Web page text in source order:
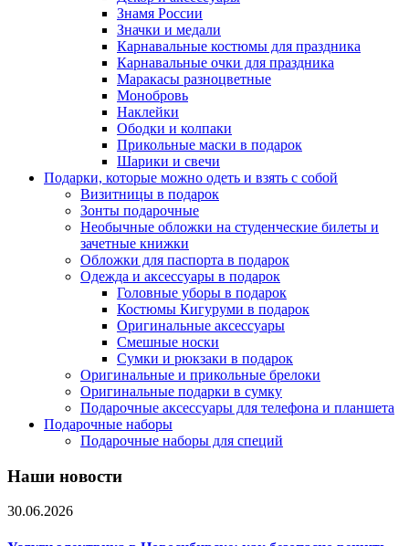
Знамя России
Значки и медали
Карнавальные костюмы для праздника
Карнавальные очки для праздника
Маракасы разноцветные
Монобровь
Наклейки
Ободки и колпаки
Прикольные маски в подарок
Шарики и свечи
Подарки, которые можно одеть и взять с собой
Визитницы в подарок
Зонты подарочные
Необычные обложки на студенческие билеты и
зачетные книжки
Обложки для паспорта в подарок
Одежда и аксессуары в подарок
Головные уборы в подарок
Костюмы Кигуруми в подарок
Оригинальные аксессуары
Смешные носки
Сумки и рюкзаки в подарок
Оригинальные и прикольные брелоки
Оригинальные подарки в сумку
Подарочные аксессуары для телефона и планшета
Подарочные наборы
Подарочные наборы для специй
Наши новости
30.06.2026